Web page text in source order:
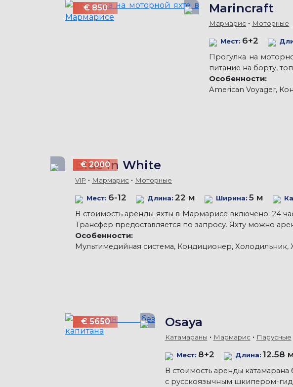
€ 850 Marincraft
Мармарис Моторные
Мест: 6+2
Прогулка на
питание на борту,
Особенности:
American Voyager,
€ 2000
Blue in White
VIP Мармарис Моторные
Мест: 6-12 Длина: 22 м Ширина: 5 м
В стоимость аренды яхты в Мармарисе включено: 24
Трансфер предоставляется по запросу. Яхту можно
Особенности:
Мультимедийная система, Кондиционер, Холодильник,
€ 5650 Osaya
Катамараны Мармарис Парусные
Мест: 8+2 Длина: 12.58
В стоимость аренды
с русскоязычным шкипером-